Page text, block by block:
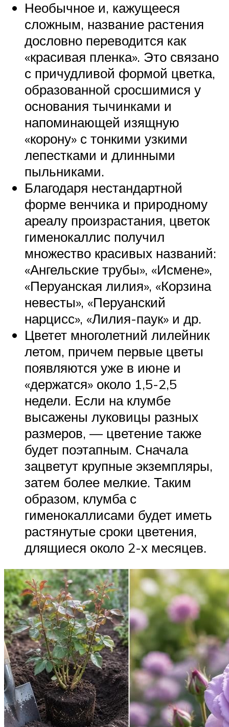
Необычное и, кажущееся
сложным, название растения
дословно переводится как
«красивая пленка». Это связано
с причудливой формой цветка,
образованной сросшимися у
основания тычинками и
напоминающей изящную
«корону» с тонкими узкими
лепестками и длинными
пыльниками.
Благодаря нестандартной
форме венчика и природному
ареалу произрастания, цветок
гименокаллис получил
множество красивых названий:
«Ангельские трубы», «Исмене»,
«Перуанская лилия», «Корзина
невесты», «Перуанский
нарцисс», «Лилия-паук» и др.
Цветет многолетний лилейник
летом, причем первые цветы
появляются уже в июне и
«держатся» около 1,5-2,5
недели. Если на клумбе
высажены луковицы разных
размеров, — цветение также
будет поэтапным. Сначала
зацветут крупные экземпляры,
затем более мелкие. Таким
образом, клумба с
гименокаллисами будет иметь
растянутые сроки цветения,
длящиеся около 2-х месяцев.